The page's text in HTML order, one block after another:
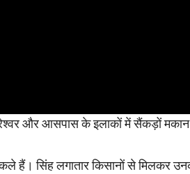
और आसपास के इलाकों में सैंकड़ों मकान
हैं। सिंह लगातार किसानों से मिलकर